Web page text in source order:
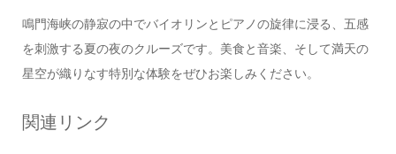
鳴門海峡の静寂の中でバイオリンとピアノの旋律に浸る、五感
を刺激する夏の夜のクルーズです。美食と音楽、そして満天の
星空が織りなす特別な体験をぜひお楽しみください。
関連リンク